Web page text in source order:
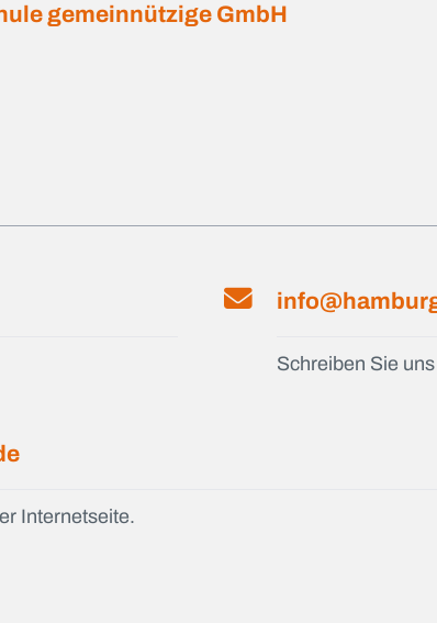
gemeinnützige GmbH
Schreiben Sie
Internetseite.